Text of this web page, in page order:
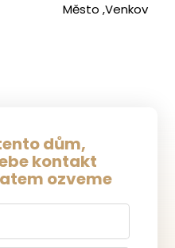
Město ,Venkov
dům,
kontakt
ozveme